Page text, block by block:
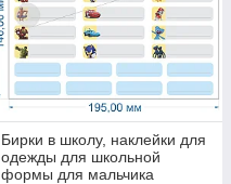
Бирки в школу, наклейки для
одежды для школьной
формы для мальчика